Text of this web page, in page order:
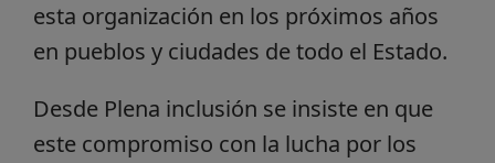
esta organización en los próximos años
en pueblos y ciudades de todo el Estado.
Desde Plena inclusión se insiste en que
este compromiso con la lucha por los